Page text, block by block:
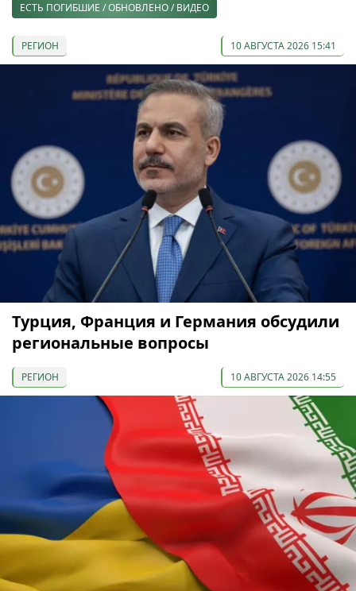
ЕСТЬ ПОГИБШИЕ / ОБНОВЛЕНО / ВИДЕО
РЕГИОН 10 АВГУСТА 2026 15:41
Турция, Франция и Германия обсудили
региональные вопросы
РЕГИОН 10 АВГУСТА 2026 14:55